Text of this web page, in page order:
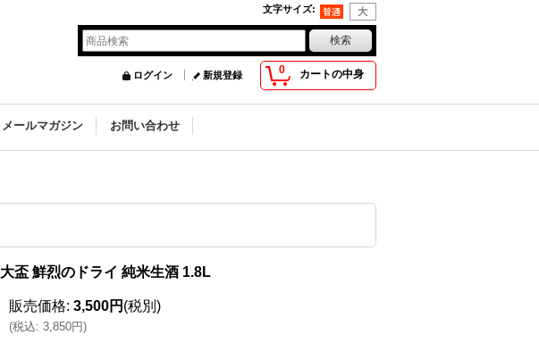
文字サイズ:
0 カートの中身
ログイン 新規登録
メールマガジン お問い合わせ
大盃 鮮烈のドライ 純米生酒 1.8L
販売価格: 3,500円 (税別)
(税込: 3,850円)